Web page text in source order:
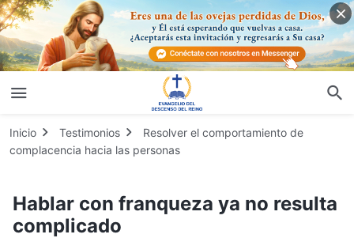
Inicio Testimonios
Resolver el comportamiento de
complacencia hacia las personas
Hablar con franqueza ya no resulta
complicado